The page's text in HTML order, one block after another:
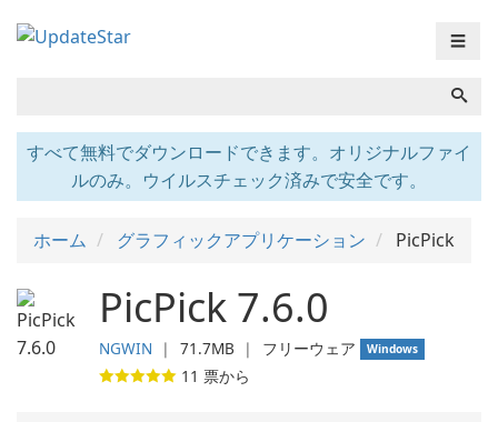
☰
すべて無料でダウンロードできます。オリジナルファイ
ルのみ。ウイルスチェック済みで安全です。
ホーム グラフィックアプリケーション PicPick
PicPick 7.6.0
NGWIN ❘ 71.7MB ❘ フリーウェア Windows
11 票から